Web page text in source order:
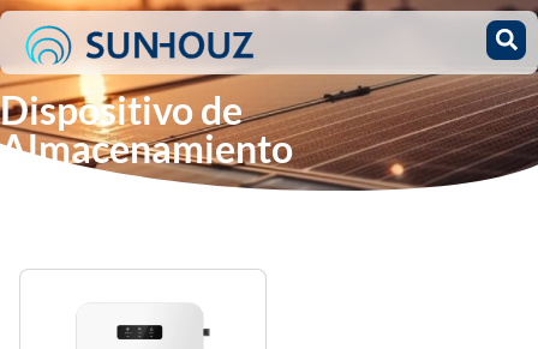
Dispositivo de
Almacenamiento